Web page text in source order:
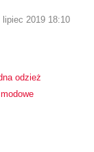
2019 18:10
odzież